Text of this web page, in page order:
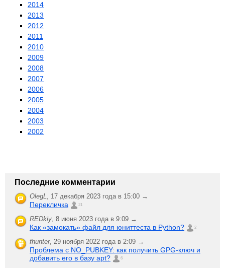
2014
2013
2012
2011
2010
2009
2008
2007
2006
2005
2004
2003
2002
Последние комментарии
OlegL, 17 декабря 2023 года в 15:00 →
Перекличка 21
REDkiy, 8 июня 2023 года в 9:09 →
Как «замокать» файл для юниттеста в Python? 2
fhunter, 29 ноября 2022 года в 2:09 →
Проблема с NO_PUBKEY: как получить GPG-ключ и
добавить его в базу apt?
6